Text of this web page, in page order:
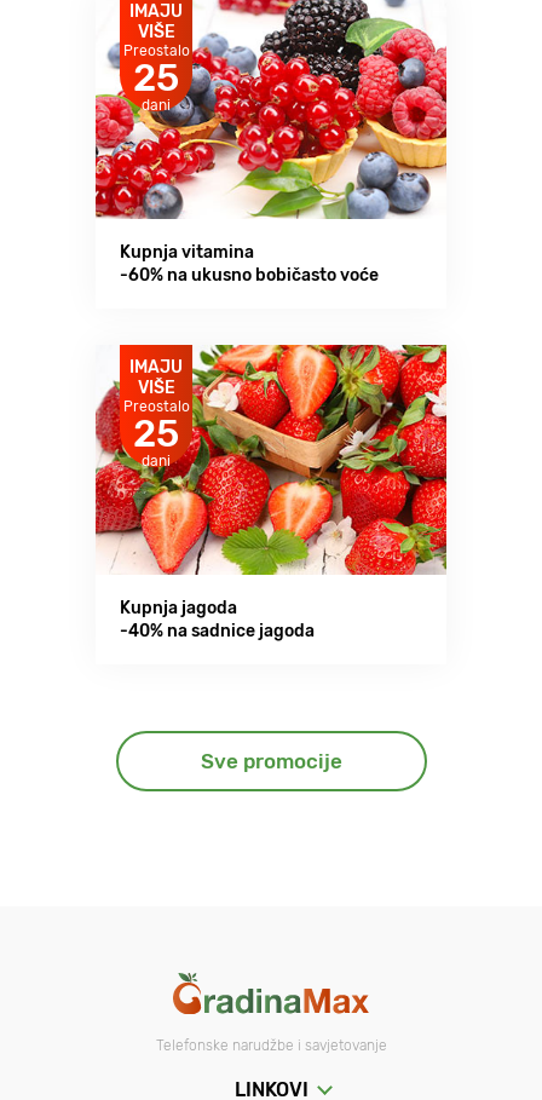
IMAJU
VIŠE
Preostalo
25
dani
Kupnja vitamina
-60% na ukusno bobičasto voće
IMAJU
VIŠE
Preostalo
25
dani
Kupnja jagoda
-40% na sadnice jagoda
Sve promocije
Telefonske narudžbe i savjetovanje
LINKOVI